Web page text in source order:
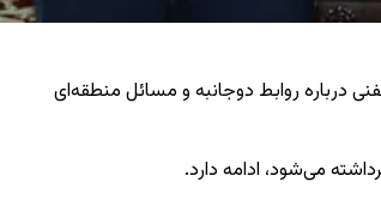
درباره روابط دوجانبه و مسائل منطقه‌ای
می‌شود، ادامه دارد.